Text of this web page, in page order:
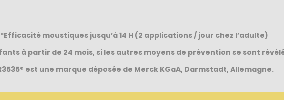
*Efficacité moustiques jusqu’à 14 H (2 applications / jour chez l’adulte)
à partir de 24 mois, si les autres moyens de prévention se sont
est une marque déposée de Merck KGaA, Darmstadt, Allemagne.